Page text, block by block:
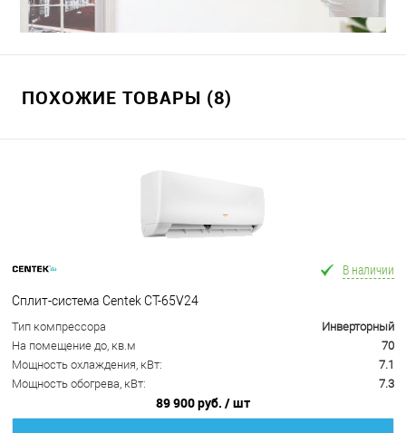
ПОХОЖИЕ ТОВАРЫ (8)
В наличии
Сплит-система Centek CT-65V24
Тип компрессора
Инверторный
На помещение до, кв.м
70
Мощность охлаждения, кВт:
7.1
Мощность обогрева, кВт:
7.3
89 900 руб. / шт